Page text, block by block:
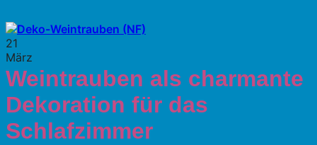
21
März
Weintrauben als charmante
Dekoration für das
Schlafzimmer